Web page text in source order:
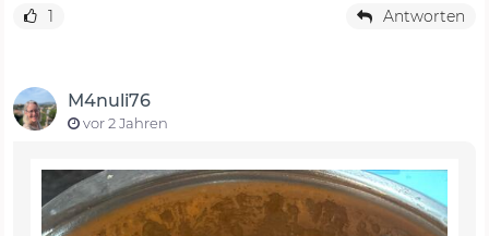
1 Antworten
M4nuli76
vor 2 Jahren